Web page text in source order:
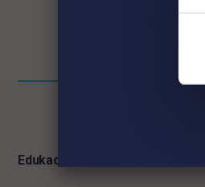
Edukacja